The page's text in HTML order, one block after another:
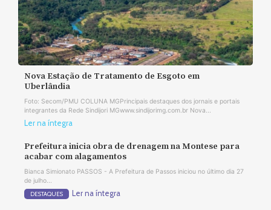
Nova Estação de Tratamento de Esgoto em
Uberlândia
Foto: Secom/PMU COLUNA MGPrincipais destaques dos jornais e portais
integrantes da Rede Sindijori MGwww.sindijorimg.com.br Nova...
Ler na íntegra
Prefeitura inicia obra de drenagem na Montese para
acabar com alagamentos
Bianca Simionato PASSOS - A Prefeitura de Passos iniciou no último dia 27
de julho...
DESTAQUES Ler na íntegra